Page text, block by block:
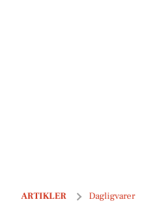
ARTIKLER Dagligvarer
Magnum is til kun 25 kr. og